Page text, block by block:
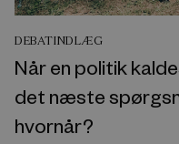
DEBATINDLÆG
Når en politik
det næste
hvornår?